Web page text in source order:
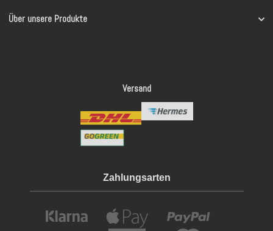
Über unsere Produkte
Versand
Zahlungsarten